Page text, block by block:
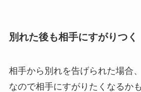
別れた後も相手にすがりつく
相手から別れを告げられた場合
なので相手にすがりたくなるか